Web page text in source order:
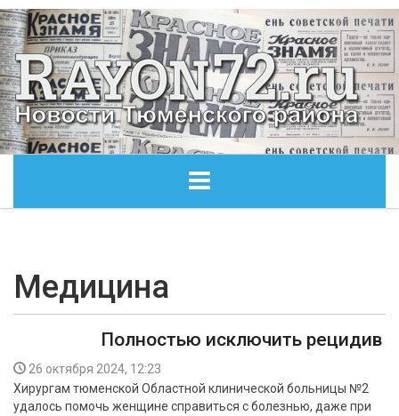
ОБЩЕСТВО
ЭКОНОМИКА
КУЛЬТУРА
БЕЗОПАСНОСТЬ
Медицина
Полностью исключить рецидив
26 октября 2024, 12:23
Хирургам тюменской Областной клинической больницы №2
удалось помочь женщине справиться с болезнью, даже при